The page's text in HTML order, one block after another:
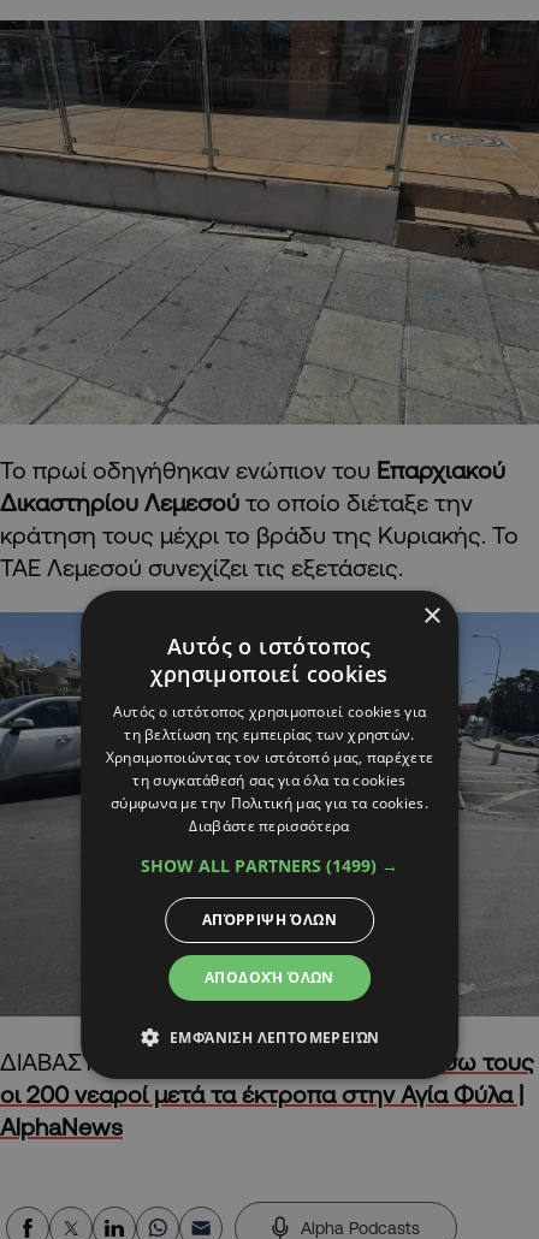
Το πρωί οδηγήθηκαν ενώπιον του Επαρχιακού
Δικαστηρίου Λεμεσού το οποίο διέταξε την
κράτηση τους μέχρι το βράδυ της Κυριακής. Το
ΤΑΕ Λεμεσού συνεχίζει τις εξετάσεις.
ΔΙΑΒΑΣΤΕ ΕΠΙΣΗΣ:
ΦΩΤΟ: Ό,τι άφησαν πίσω τους
οι 200 νεαροί μετά τα έκτροπα στην Αγία Φύλα |
AlphaNews
Alpha Podcasts
×
Αυτός ο ιστότοπος
χρησιμοποιεί cookies
Αυτός ο ιστότοπος χρησιμοποιεί cookies για
τη βελτίωση της εμπειρίας των χρηστών.
Χρησιμοποιώντας τον ιστότοπό μας, παρέχετε
τη συγκατάθεσή σας για όλα τα cookies
σύμφωνα με την Πολιτική μας για τα cookies.
Διαβάστε περισσότερα
SHOW ALL PARTNERS (1499) →
ΑΠΟΔΟΧΉ ΌΛΩΝ
ΑΠΌΡΡΙΨΗ ΌΛΩΝ
ΕΜΦΆΝΙΣΗ ΛΕΠΤΟΜΕΡΕΙΏΝ